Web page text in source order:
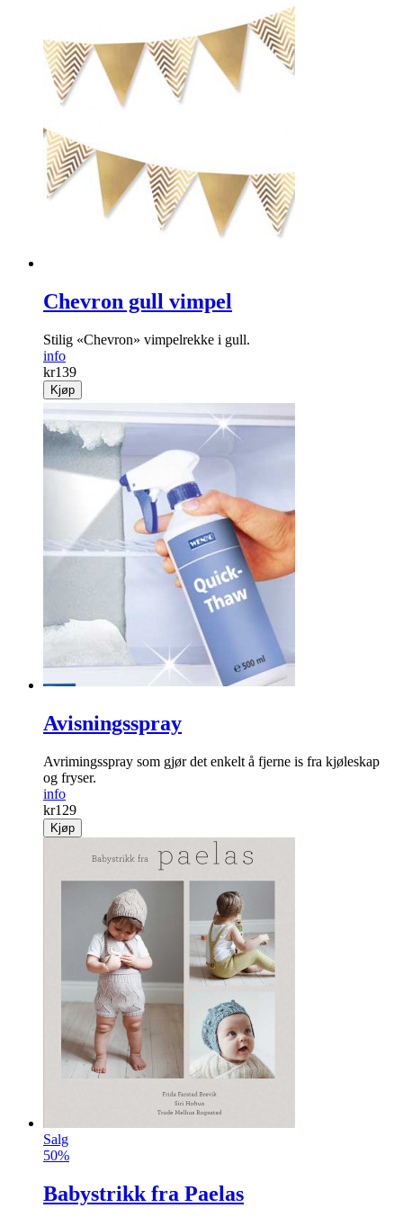
Chevron gull vimpel
Stilig «Chevron» vimpelrekke i gull.
info
kr139
Kjøp
Avisningsspray
Avrimingsspray som gjør det enkelt å fjerne is fra kjøleskap
og fryser.
info
kr129
Kjøp
Salg
50%
Babystrikk fra Paelas